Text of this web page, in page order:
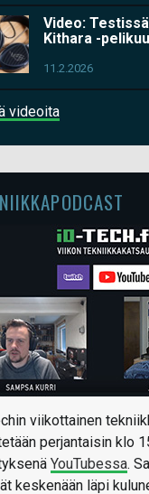
Video:
Kithara -
11.2.2026
videoita
viikottainen
perjantaisin klo
YouTubessa.
keskenään läpi